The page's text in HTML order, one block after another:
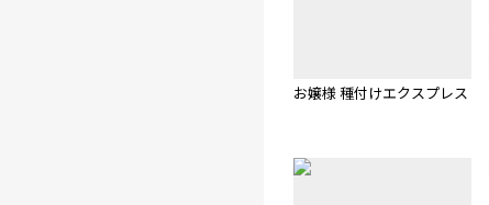
お嬢様 種付けエクスプレス